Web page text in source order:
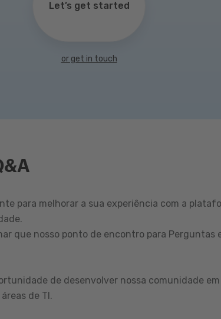
Let’s get started
or get in touch
para melhorar a sua experiência com a
que nosso ponto de encontro para Perguntas
de desenvolver nossa comunidade
de TI.